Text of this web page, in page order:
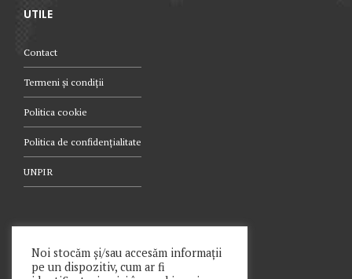
UTILE
Contact
Termeni și condiții
Politica cookie
Politica de confidențialitate
UNPIR
Noi stocăm și/sau accesăm informații
pe un dispozitiv, cum ar fi